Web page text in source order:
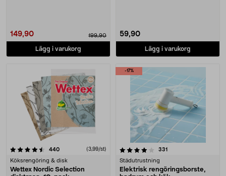
149,90 199,90
Lägg i varukorg
59,90
Lägg i varukorg
440recensioner(3,99/st)
Köksrengöring & disk
Wettex Nordic Selection
-17%
4.0 av 5 stjärnor 331
Städutrustning
Elektrisk rengöringsborste,